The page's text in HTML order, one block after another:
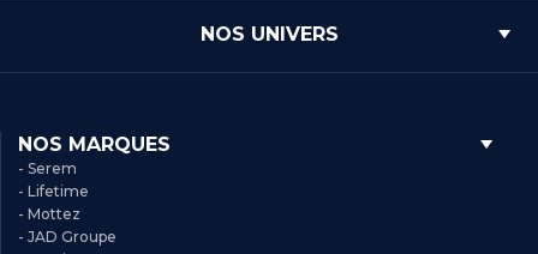
NOS UNIVERS
NOS MARQUES
- Serem
- Lifetime
- Mottez
- JAD Groupe